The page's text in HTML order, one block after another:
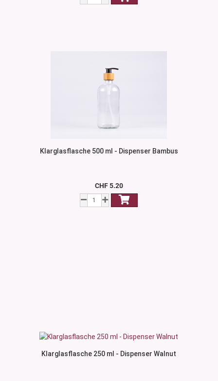
Klarglasflasche 500 ml - Dispenser Bambus
CHF 5.20
Klarglasflasche 250 ml - Dispenser Walnut